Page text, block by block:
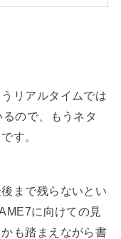
リアルタイムでは
ので、もうネタ
す。
まで残らないとい
に向けての見
も踏まえながら書